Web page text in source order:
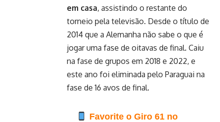
em casa, assistindo o restante do
torneio pela televisão. Desde o título de
2014 que a Alemanha não sabe o que é
jogar uma fase de oitavas de final. Caiu
na fase de grupos em 2018 e 2022, e
este ano foi eliminada pelo Paraguai na
fase de 16 avos de final.
Favorite o Giro 61 no